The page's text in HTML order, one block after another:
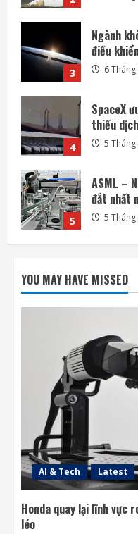
4
SpaceX
thiếu
5
5
ASML –
đắt nhất
5 Tháng
1
Honda
robot
6 Tháng
2
nối di
6 Tháng
3
điều
6 Tháng
4
thiếu
5
YOU MAY HAVE MISSED
AI & Tech Latest
Honda quay lại lĩnh vực
léo